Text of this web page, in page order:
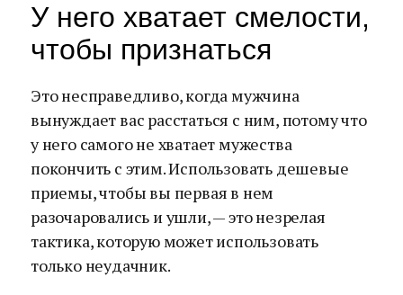
У него хватает смелости,
чтобы признаться
Это несправедливо, когда мужчина
вынуждает вас расстаться с ним, потому что
у него самого не хватает мужества
покончить с этим. Использовать дешевые
приемы, чтобы вы первая в нем
разочаровались и ушли, — это незрелая
тактика, которую может использовать
только неудачник.